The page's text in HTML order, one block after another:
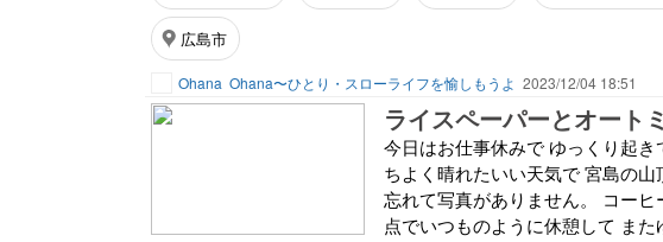
広島市
Ohana Ohana〜ひとり・スローライフを愉しもうよ 2023/12/04 18:51
ライスペーパーとオート
今日はお仕事休みで ゆっくり起
ちよく晴れたいい天気で 宮島の
忘れて写真がありません。 コー
点でいつものように休憩して ま